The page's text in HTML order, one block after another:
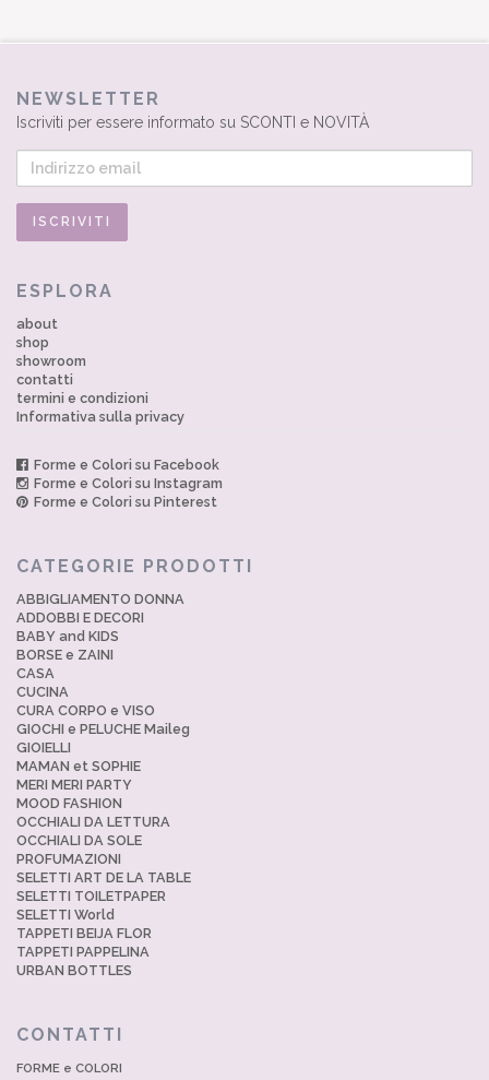
NEWSLETTER
Iscriviti per essere informato su SCONTI e NOVITÀ
ESPLORA
about
shop
showroom
contatti
termini e condizioni
Informativa sulla privacy
Forme e Colori su Facebook
Forme e Colori su Instagram
Forme e Colori su Pinterest
CATEGORIE PRODOTTI
ABBIGLIAMENTO DONNA
ADDOBBI E DECORI
BABY and KIDS
BORSE e ZAINI
CASA
CUCINA
CURA CORPO e VISO
GIOCHI e PELUCHE Maileg
GIOIELLI
MAMAN et SOPHIE
MERI MERI PARTY
MOOD FASHION
OCCHIALI DA LETTURA
OCCHIALI DA SOLE
PROFUMAZIONI
SELETTI ART DE LA TABLE
SELETTI TOILETPAPER
SELETTI World
TAPPETI BEIJA FLOR
TAPPETI PAPPELINA
URBAN BOTTLES
CONTATTI
FORME e COLORI